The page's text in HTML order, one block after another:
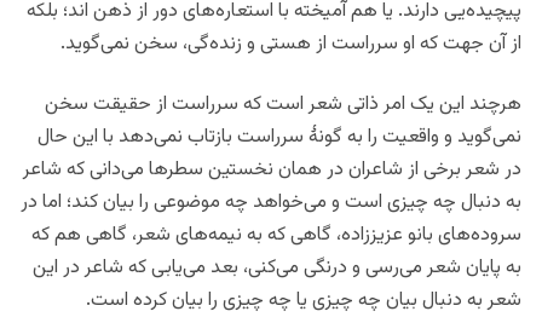
پیچیده‌یی دارند. یا هم آمیخته با استعاره‌های دور از ذهن اند؛ بلکه
از آن جهت که او سرراست از هستی و زنده‌گی، سخن نمی‌گوید.
هرچند این یک امر ذاتی شعر است که سرراست از حقیقت سخن
نمی‌گوید و واقعیت را به گونۀ سرراست بازتاب نمی‌دهد با این حال
در شعر برخی از شاعران در همان نخستین سطرها می‌دانی که شاعر
به دنبال چه چیزی است و می‌خواهد چه موضوعی را بیان کند؛ اما در
سروده‌های بانو عزیززاده، گاهی که به نیمه‌های شعر، گاهی هم که
به پایان شعر می‌رسی و درنگی می‌کنی، بعد می‌‌یابی که شاعر در این
شعر به دنبال بیان چه چیزی یا چه چیزی را بیان کرده است.